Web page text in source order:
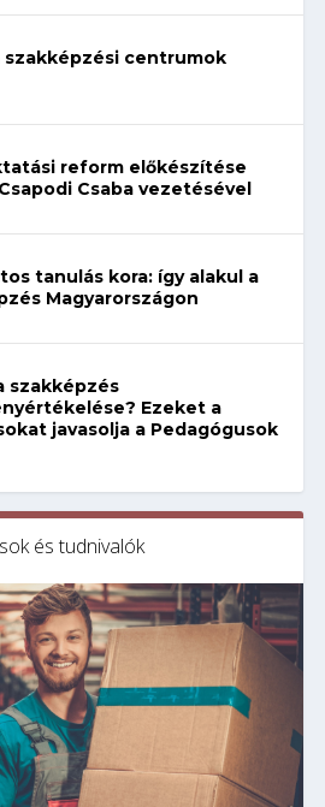
szakképzési centrumok
reform előkészítése
Csaba vezetésével
tanulás kora: így alakul a
Magyarországon
szakképzés
Ezeket a
javasolja a Pedagógusok
és tudnivalók